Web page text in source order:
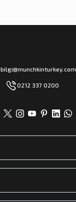
bilgi@munchkinturkey.com
0212 337 0200